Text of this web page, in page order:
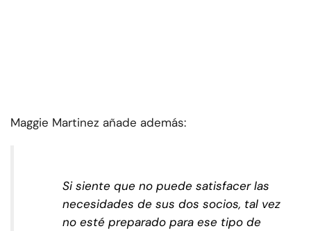
Maggie Martinez añade además:
Si siente que no puede satisfacer las
necesidades de sus dos socios, tal vez
no esté preparado para ese tipo de